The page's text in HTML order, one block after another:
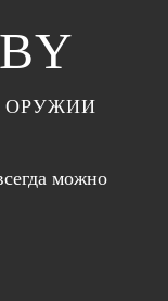
ОРУЖИИ
можно